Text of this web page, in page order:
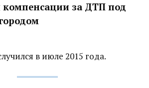
компенсации за ДТП под
в июле 2015 года.